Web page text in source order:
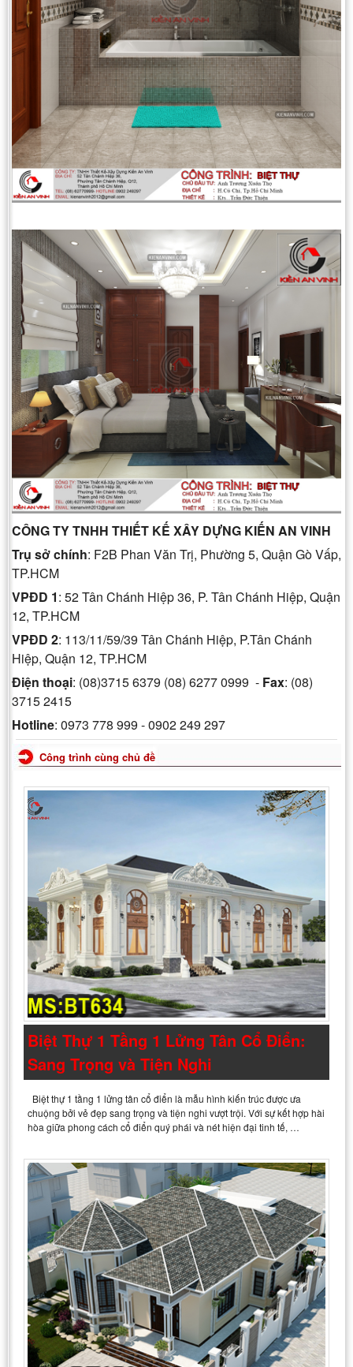
CÔNG TY TNHH THIẾT KẾ XÂY DỰNG KIẾN AN VINH
Trụ sở chính: F2B Phan Văn Trị, Phường 5, Quận Gò Vấp,
TP.HCM
VPĐD 1: 52 Tân Chánh Hiệp 36, P. Tân Chánh Hiệp, Quận
12, TP.HCM
VPĐD 2: 113/11/59/39 Tân Chánh Hiệp, P.Tân Chánh
Hiệp, Quận 12, TP.HCM
Điện thoại: (08)3715 6379 (08) 6277 0999 - Fax: (08)
3715 2415
Hotline: 0973 778 999 - 0902 249 297
Công trình cùng chủ đề
Biệt Thự 1 Tầng 1 Lửng Tân Cổ Điển:
Sang Trọng và Tiện Nghi
Biệt thự 1 tầng 1 lửng tân cổ điển là mẫu hình kiến trúc được ưa
chuộng bởi vẻ đẹp sang trọng và tiện nghi vượt trội. Với sự kết hợp hài
hòa giữa phong cách cổ điển quý phái và nét hiện đại tinh tế, …